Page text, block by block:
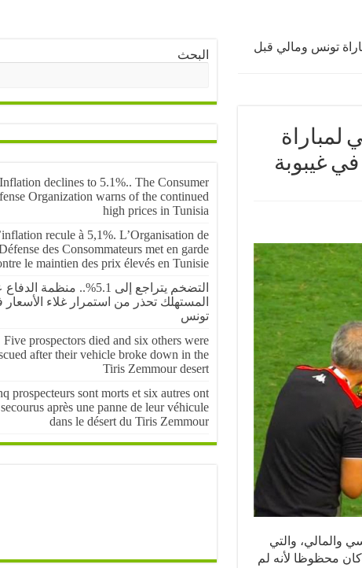
تونس ومالي قبل
لمباراة
غيبوبة
والمالي، والتي
محظوظا لأنه لم
البحث
Inflation declines to 5.1%.. The Consumer
Organization warns of the continued
high prices in Tunisia
recule à 5,1%. L’Organisation de
des Consommateurs met en garde
le maintien des prix élevés en Tunisie
التضخم يتراجع إلى 5.1%.. منظمة
المستهلك تحذر من استمرار غلاء
تونس
Five prospectors died and six others were
after their vehicle broke down in the
Tiris Zemmour desert
prospecteurs sont morts et six autres ont
après une panne de leur véhicule
dans le désert du Tiris Zemmour